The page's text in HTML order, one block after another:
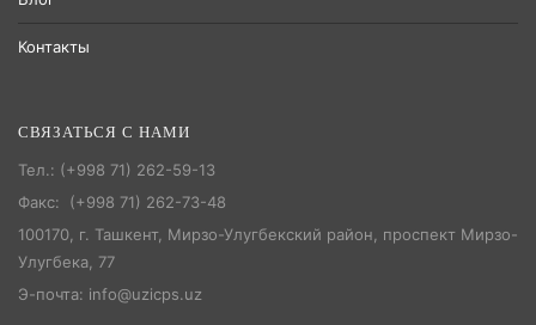
Контакты
СВЯЗАТЬСЯ С НАМИ
Тел.: (+998 71) 262-59-13
Факс: (+998 71) 262-73-48
100170, г. Ташкент, Мирзо-Улугбекский район, проспект Мирзо-
Улугбека, 77
Э-почта: info@uzicps.uz